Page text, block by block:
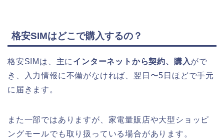
格安SIMはどこで購入するの？
格安SIMは、主にインターネットから契約、購入がで
き、入力情報に不備がなければ、翌日〜5日ほどで手元
に届きます。
また一部ではありますが、家電量販店や大型ショッピ
ングモールでも取り扱っている場合があります。